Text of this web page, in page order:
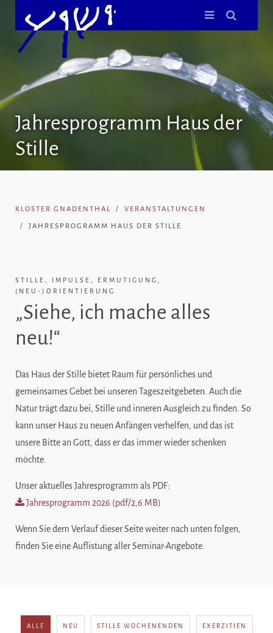
Jahresprogramm Haus der
Stille
KLOSTER GNADENTHAL VERANSTALTUNGEN
JAHRESPROGRAMM HAUS DER STILLE
STILLE, IMPULSE, ERMUTIGUNG,
(NEU-)ORIENTIERUNG
„Siehe, ich mache alles
neu!“
Das Haus der Stille bietet Raum für persönliches und
gemeinsames Gebet bei unseren Tageszeitgebeten. Auch die
Natur trägt dazu bei, Stille und inneren Ausgleich zu finden. So
kann unser Haus zu neuen Anfängen verhelfen, und das ist
unsere Bitte an Gott, dass er das immer wieder schenken
möchte.
Unser aktuelles Jahresprogramm als PDF:
Jahresprogramm 2026 (pdf/2,6 MB)
Wenn Sie dem Verlauf dieser Seite weiter nach unten folgen,
finden Sie eine Auflistung aller Seminar-Angebote.
ALLE NEU STILLE WOCHENENDEN EXERZITIEN